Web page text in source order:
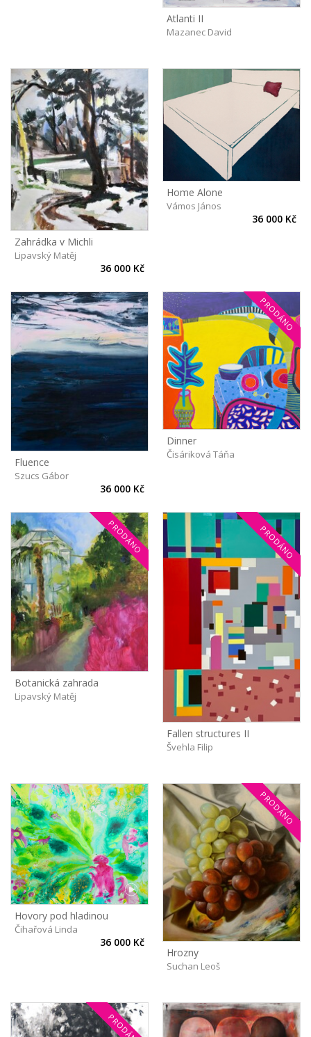
Atlanti II
Mazanec David
Zahrádka v Michli
Lipavský Matěj
36 000 Kč
Home Alone
Vámos János
36 000 Kč
Fluence
Szucs Gábor
36 000 Kč
PRODÁNO
Dinner
Čisáriková Táňa
PRODÁNO
Botanická zahrada
Lipavský Matěj
PRODÁNO
Fallen structures II
Švehla Filip
Hovory pod hladinou
Čihařová Linda
36 000 Kč
PRODÁNO
Hrozny
Suchan Leoš